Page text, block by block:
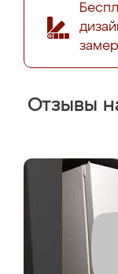
Отзывы